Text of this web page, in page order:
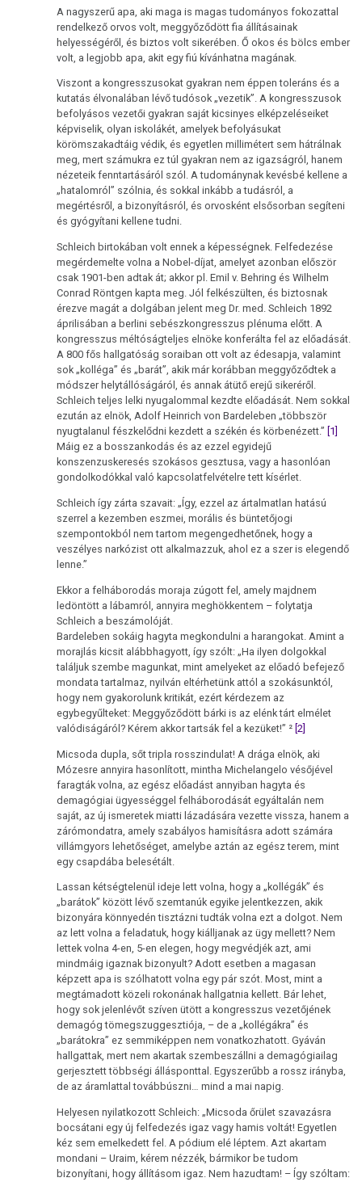
A nagyszerű apa, aki maga is magas tudományos fokozattal
rendelkező orvos volt, meggyőződött fia állításainak
helyességéről, és biztos volt sikerében. Ő okos és bölcs ember
volt, a legjobb apa, akit egy fiú kívánhatna magának.
Viszont a kongresszusokat gyakran nem éppen toleráns és a
kutatás élvonalában lévő tudósok „vezetik”. A kongresszusok
befolyásos vezetői gyakran saját kicsinyes elképzeléseiket
képviselik, olyan iskolákét, amelyek befolyásukat
körömszakadtáig védik, és egyetlen millimétert sem hátrálnak
meg, mert számukra ez túl gyakran nem az igazságról, hanem
nézeteik fenntartásáról szól. A tudománynak kevésbé kellene a
„hatalomról” szólnia, és sokkal inkább a tudásról, a
megértésről, a bizonyításról, és orvosként elsősorban segíteni
és gyógyítani kellene tudni.
Schleich birtokában volt ennek a képességnek. Felfedezése
megérdemelte volna a Nobel-díjat, amelyet azonban először
csak 1901-ben adtak át; akkor pl. Emil v. Behring és Wilhelm
Conrad Röntgen kapta meg. Jól felkészülten, és biztosnak
érezve magát a dolgában jelent meg Dr. med. Schleich 1892
áprilisában a berlini sebészkongresszus plénuma előtt. A
kongresszus méltóságteljes elnöke konferálta fel az előadását.
A 800 fős hallgatóság soraiban ott volt az édesapja, valamint
sok „kolléga” és „barát”, akik már korábban meggyőződtek a
módszer helytállóságáról, és annak átütő erejű sikeréről.
Schleich teljes lelki nyugalommal kezdte előadását. Nem sokkal
ezután az elnök, Adolf Heinrich von Bardeleben „többször
nyugtalanul fészkelődni kezdett a székén és körbenézett.” [1]
Máig ez a bosszankodás és az ezzel egyidejű
konszenzuskeresés szokásos gesztusa, vagy a hasonlóan
gondolkodókkal való kapcsolatfelvételre tett kísérlet.
Schleich így zárta szavait: „Így, ezzel az ártalmatlan hatású
szerrel a kezemben eszmei, morális és büntetőjogi
szempontokból nem tartom megengedhetőnek, hogy a
veszélyes narkózist ott alkalmazzuk, ahol ez a szer is elegendő
lenne.”
Ekkor a felháborodás moraja zúgott fel, amely majdnem
ledöntött a lábamról, annyira meghökkentem – folytatja
Schleich a beszámolóját.
Bardeleben sokáig hagyta megkondulni a harangokat. Amint a
morajlás kicsit alábbhagyott, így szólt: „Ha ilyen dolgokkal
találjuk szembe magunkat, mint amelyeket az előadó befejező
mondata tartalmaz, nyilván eltérhetünk attól a szokásunktól,
hogy nem gyakorolunk kritikát, ezért kérdezem az
egybegyűlteket: Meggyőződött bárki is az elénk tárt elmélet
valódiságáról? Kérem akkor tartsák fel a kezüket!” ² [2]
Micsoda dupla, sőt tripla rosszindulat! A drága elnök, aki
Mózesre annyira hasonlított, mintha Michelangelo vésőjével
faragták volna, az egész előadást annyiban hagyta és
demagógiai ügyességgel felháborodását egyáltalán nem
saját, az új ismeretek miatti lázadására vezette vissza, hanem a
zárómondatra, amely szabályos hamisításra adott számára
villámgyors lehetőséget, amelybe aztán az egész terem, mint
egy csapdába belesétált.
Lassan kétségtelenül ideje lett volna, hogy a „kollégák” és
„barátok” között lévő szemtanúk egyike jelentkezzen, akik
bizonyára könnyedén tisztázni tudták volna ezt a dolgot. Nem
az lett volna a feladatuk, hogy kiálljanak az ügy mellett? Nem
lettek volna 4-en, 5-en elegen, hogy megvédjék azt, ami
mindmáig igaznak bizonyult? Adott esetben a magasan
képzett apa is szólhatott volna egy pár szót. Most, mint a
megtámadott közeli rokonának hallgatnia kellett. Bár lehet,
hogy sok jelenlévőt szíven ütött a kongresszus vezetőjének
demagóg tömegszuggesztiója, – de a „kollégákra” és
„barátokra” ez semmiképpen nem vonatkozhatott. Gyáván
hallgattak, mert nem akartak szembeszállni a demagógiailag
gerjesztett többségi állásponttal. Egyszerűbb a rossz irányba,
de az áramlattal továbbúszni… mind a mai napig.
Helyesen nyilatkozott Schleich: „Micsoda őrület szavazásra
bocsátani egy új felfedezés igaz vagy hamis voltát! Egyetlen
kéz sem emelkedett fel. A pódium elé léptem. Azt akartam
mondani – Uraim, kérem nézzék, bármikor be tudom
bizonyítani, hogy állításom igaz. Nem hazudtam! – Így szóltam: